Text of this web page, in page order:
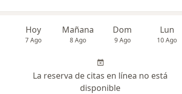
Hoy
7 Ago
Mañana
8 Ago
Dom
9 Ago
Lun
10 Ago
La reserva de citas en línea no está
disponible